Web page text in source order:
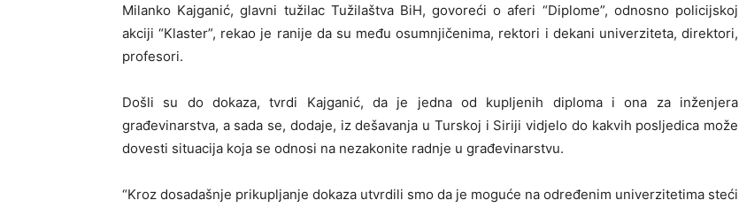
Milanko Kajganić, glavni tužilac Tužilaštva BiH, govoreći o aferi “Diplome”, odnosno policijskoj
akciji “Klaster”, rekao je ranije da su među osumnjičenima, rektori i dekani univerziteta, direktori,
profesori.
Došli su do dokaza, tvrdi Kajganić, da je jedna od kupljenih diploma i ona za inženjera
građevinarstva, a sada se, dodaje, iz dešavanja u Turskoj i Siriji vidjelo do kakvih posljedica može
dovesti situacija koja se odnosi na nezakonite radnje u građevinarstvu.
“Kroz dosadašnje prikupljanje dokaza utvrdili smo da je moguće na određenim univerzitetima steći